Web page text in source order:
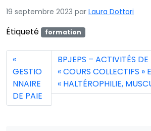
19 septembre 2023 par Laura Dottori
Étiqueté formation
GESTIO
NNAIRE
DE PAIE
BPJEPS – ACTIVITÉS DE
« COURS COLLECTIFS »
« HALTÉROPHILIE,